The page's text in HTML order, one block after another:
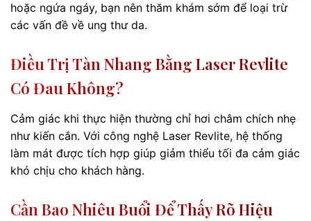
hoặc ngứa ngáy, bạn nên thăm khám sớm để loại trừ
các vấn đề về ung thư da.
Điều Trị Tàn Nhang Bằng Laser Revlite
Có Đau Không?
Cảm giác khi thực hiện thường chỉ hơi châm chích nhẹ
như kiến cắn. Với công nghệ Laser Revlite, hệ thống
làm mát được tích hợp giúp giảm thiểu tối đa cảm giác
khó chịu cho khách hàng.
Cần Bao Nhiêu Buổi Để Thấy Rõ Hiệu